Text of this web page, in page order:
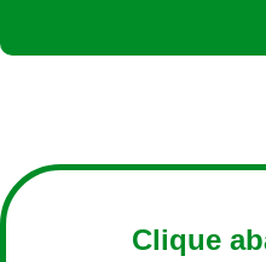
Clique